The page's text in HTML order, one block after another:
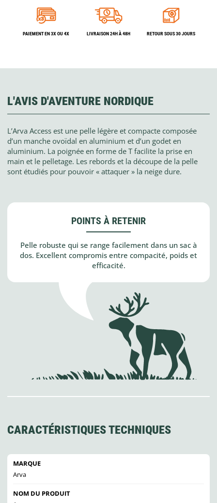
PAIEMENT EN 3X OU 4X LIVRAISON 24H À 48H RETOUR SOUS 30 JOURS
L'AVIS D'AVENTURE NORDIQUE
L’Arva Access est une pelle légère et compacte composée
d’un manche ovoïdal en aluminium et d’un godet en
aluminium. La poignée en forme de T facilite la prise en
main et le pelletage. Les rebords et la découpe de la pelle
sont étudiés pour pouvoir « attaquer » la neige dure.
POINTS À RETENIR
Pelle robuste qui se range facilement dans un sac à
dos. Excellent compromis entre compacité, poids et
efficacité.
CARACTÉRISTIQUES TECHNIQUES
MARQUE
Arva
NOM DU PRODUIT